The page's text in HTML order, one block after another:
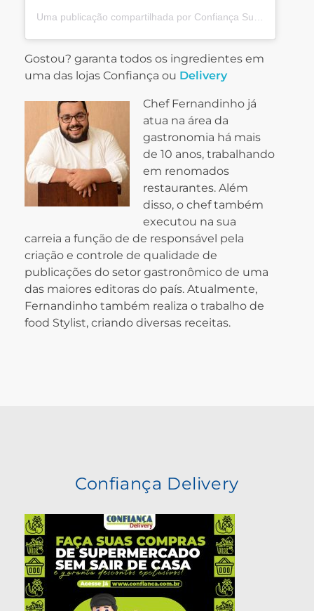
Gostou? garanta todos os ingredientes em
uma das lojas Confiança ou Delivery
Chef Fernandinho já
atua na área da
gastronomia há mais
de 10 anos, trabalhando
em renomados
restaurantes. Além
disso, o chef também
executou na sua
carreia a função de de responsável pela
criação e controle de qualidade de
publicações do setor gastronômico de uma
das maiores editoras do país. Atualmente,
Fernandinho também realiza o trabalho de
food Stylist, criando diversas receitas.
Confiança Delivery